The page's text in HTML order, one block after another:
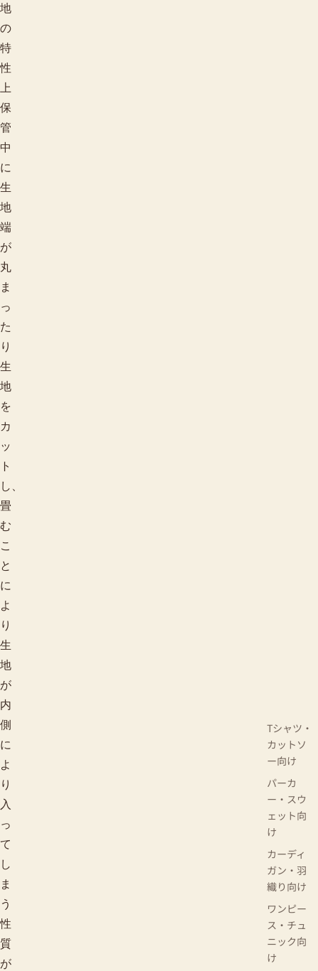
Tシャツ・
カットソ
ー向け
パーカ
ー・スウ
ェット向
け
カーディ
ガン・羽
織り向け
ワンピー
ス・チュ
ニック向
け
地
の
特
性
上
保
管
中
に
生
地
端
が
丸
ま
っ
た
り
生
地
を
カ
ッ
ト
し、
畳
む
こ
と
に
よ
り
生
地
が
内
側
に
よ
り
入
っ
て
し
ま
う
性
質
が